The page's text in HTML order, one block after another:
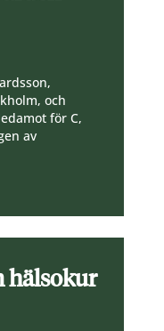
och
för C,
av
hälsokur